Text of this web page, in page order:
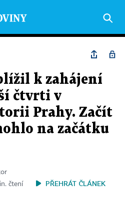
k zahájení
čtvrti v
Prahy. Začít
na začátku
čtení
PŘEHRÁT ČLÁNEK